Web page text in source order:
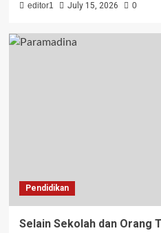
editor1 July 15, 2026 0
Pendidikan
Selain Sekolah dan Orang